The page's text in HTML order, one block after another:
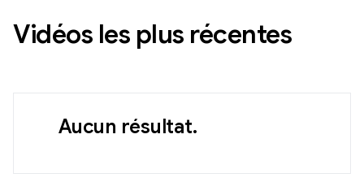
Vidéos les plus récentes
Aucun résultat.